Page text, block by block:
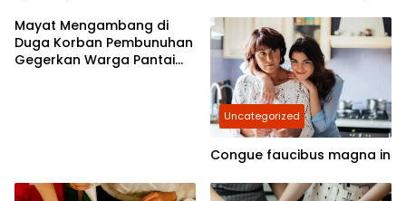
Serdang
Masyarakat Untuk Terus
Berpartisipasi
Mayat Mengambang di
Duga Korban Pembunuhan
Gegerkan Warga Pantai
Uncategorized
Congue faucibus magna in